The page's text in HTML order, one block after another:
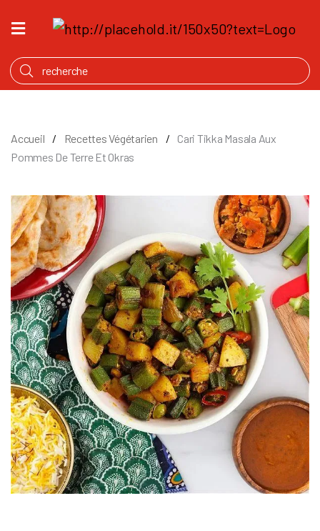
ACCUEIL
QU’EST
PRODUITS
HISTOIRE
OÙ
ACHETER
ANGLAIS
Accueil Recettes Végétarien
Cari Tikka Masala Aux
Pommes De Terre Et Okras